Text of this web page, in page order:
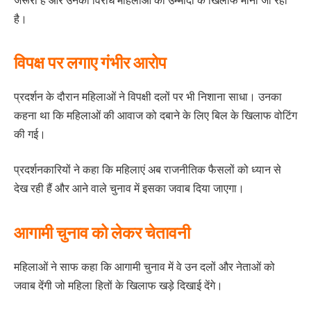
है।
विपक्ष पर लगाए गंभीर आरोप
प्रदर्शन के दौरान महिलाओं ने विपक्षी दलों पर भी निशाना साधा। उनका
कहना था कि महिलाओं की आवाज को दबाने के लिए बिल के खिलाफ वोटिंग
की गई।
प्रदर्शनकारियों ने कहा कि महिलाएं अब राजनीतिक फैसलों को ध्यान से
देख रही हैं और आने वाले चुनाव में इसका जवाब दिया जाएगा।
आगामी चुनाव को लेकर चेतावनी
महिलाओं ने साफ कहा कि आगामी चुनाव में वे उन दलों और नेताओं को
जवाब देंगी जो महिला हितों के खिलाफ खड़े दिखाई देंगे।